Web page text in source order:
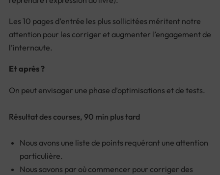
Les 10 pages d’entrée les plus sollicitées méritent notre
attention pour les corriger et augmenter l’engagement de
l’internaute.
Et après ?
On peut envisager une phase d’optimisations et de tests.
Résultat des courses, 90 min plus tard
Nous avons une liste de points requérant une attention
particulière.
Nous savons par où commencer pour corriger des